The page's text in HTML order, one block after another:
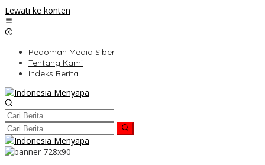
Lewati ke konten
Pedoman Media Siber
Tentang Kami
Indeks Berita